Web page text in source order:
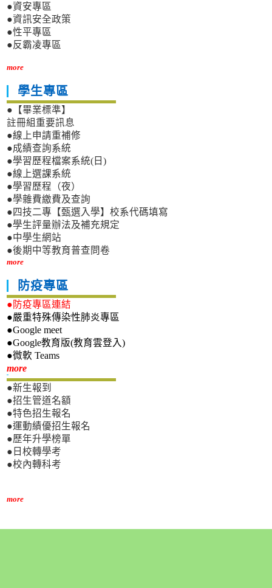
●資安專區
●資訊安全政策
●性平專區
●反霸凌專區
more
學生專區
●【畢業標準】
註冊組重要訊息
●線上申請重補修
●成績查詢系統
●學習歷程檔案系統(日)
●線上選課系統
●學習歷程（夜）
●學雜費繳費及查詢
●四技二專【甄選入學】校系代碼填寫
●學生評量辦法及補充規定
●中學生網站
●後期中等教育普查問卷
more
防疫專區
●防疫專區連結
●嚴重特殊傳染性肺炎專區
●Google meet
●Google教育版(教育雲登入)
●微軟 Teams
more新生專區
●新生報到
●招生管道名額
●特色招生報名
●運動績優招生報名
●歷年升學榜單
●日校轉學考
●校內轉科考
more